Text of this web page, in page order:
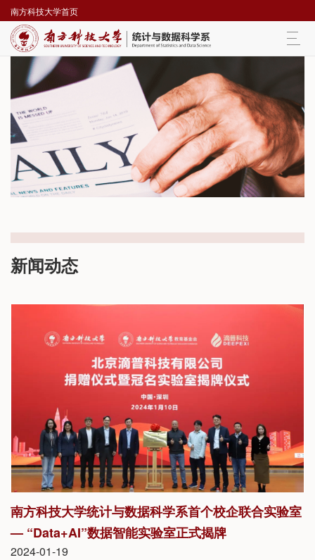
南方科技大学首页
新闻动态
南方科技大学统计与数据科学系首个校企联合实验室
— “Data+AI”数据智能实验室正式揭牌
2024-01-19